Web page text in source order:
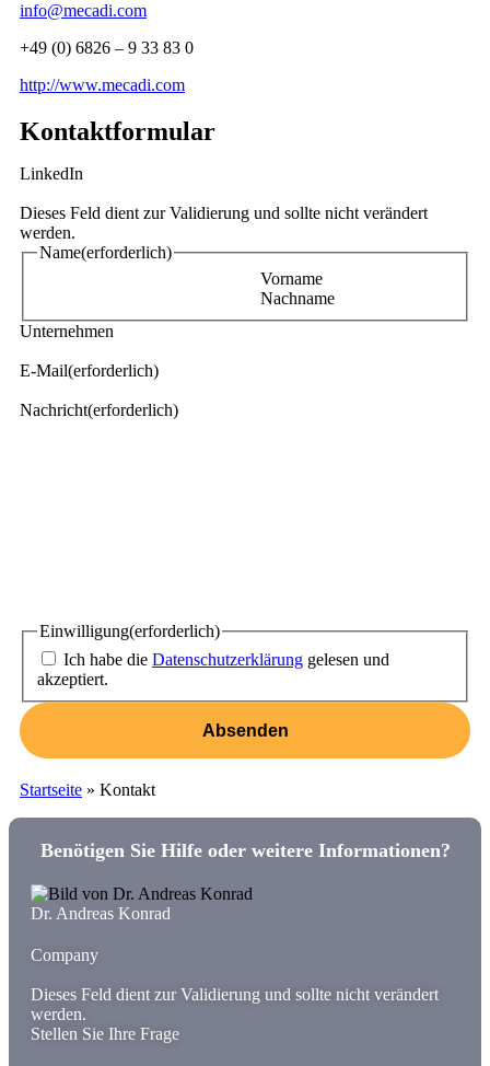
info@mecadi.com
+49 (0) 6826 – 9 33 83 0
http://www.mecadi.com
Kontaktformular
LinkedIn
Dieses Feld dient zur Validierung und sollte nicht verändert
werden.
Name(erforderlich)
Vorname
Nachname
Unternehmen
E-Mail(erforderlich)
Nachricht(erforderlich)
Einwilligung(erforderlich)
Ich habe die Datenschutzerklärung gelesen und
akzeptiert.
Startseite » Kontakt
Benötigen Sie Hilfe oder weitere Informationen?
Dr. Andreas Konrad
Company
Dieses Feld dient zur Validierung und sollte nicht verändert
werden.
Stellen Sie Ihre Frage